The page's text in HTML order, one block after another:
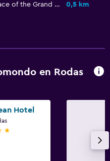
(pueden aplicar cargos
escaleras
Palace of the Grand Master of the Knights of Rhodes 0,5 km
en Rodas
Hotel